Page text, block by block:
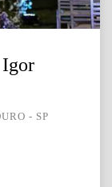
Igor
- SP